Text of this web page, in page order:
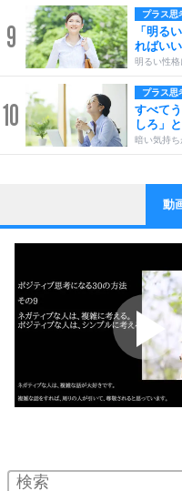
9
プラス思
「明る
ればいい
明るい性
10
プラス思
すべて
しろ」
暗い気持
1
ストレス
他人と
いっそ
いらいら
プラス思
ポジテ
ポジティ
ストレス
人生、
気楽に生
4 器の大
動
2.0倍速 （153KB 38